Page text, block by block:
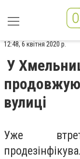
12:48, 6 квітня 2020 р.
У
вулиці
Уже